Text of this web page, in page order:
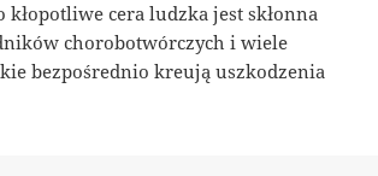
kłopotliwe cera ludzka jest skłonna
chorobotwórczych i wiele
bezpośrednio kreują uszkodzenia